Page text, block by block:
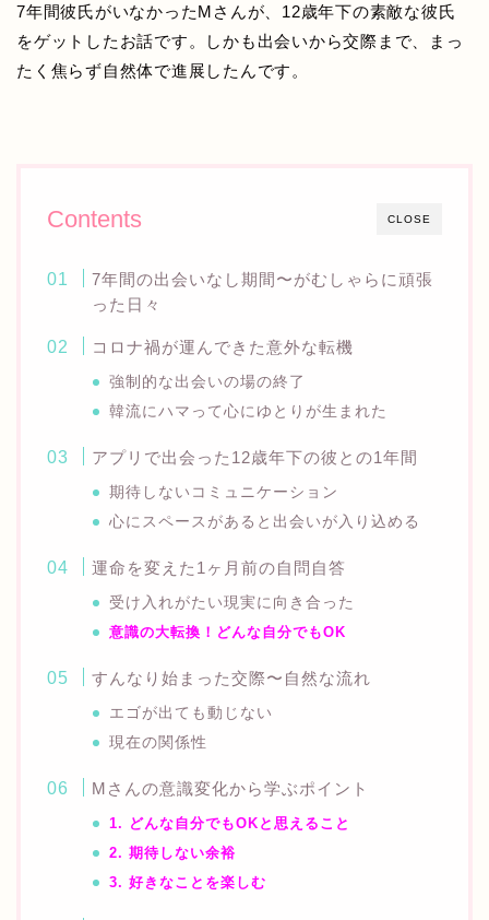
7年間彼氏がいなかったMさんが、12歳年下の素敵な彼氏
をゲットしたお話です。しかも出会いから交際まで、まっ
たく焦らず自然体で進展したんです。
CLOSE
Contents
7年間の出会いなし期間〜がむしゃらに頑張
った日々
コロナ禍が運んできた意外な転機
強制的な出会いの場の終了
韓流にハマって心にゆとりが生まれた
アプリで出会った12歳年下の彼との1年間
期待しないコミュニケーション
心にスペースがあると出会いが入り込める
運命を変えた1ヶ月前の自問自答
受け入れがたい現実に向き合った
意識の大転換！どんな自分でもOK
すんなり始まった交際〜自然な流れ
エゴが出ても動じない
現在の関係性
Mさんの意識変化から学ぶポイント
1. どんな自分でもOKと思えること
2. 期待しない余裕
3. 好きなことを楽しむ